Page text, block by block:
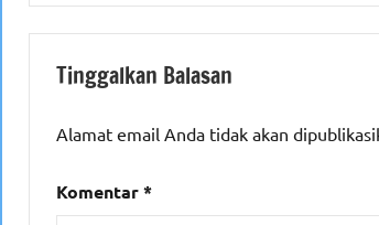
Tinggalkan Balasan
Alamat email Anda tidak akan
Komentar*